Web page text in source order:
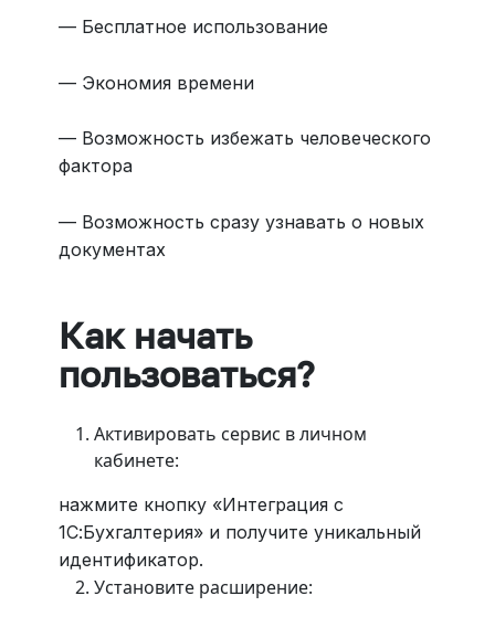
— Бесплатное использование
— Экономия времени
— Возможность избежать человеческого
фактора
— Возможность сразу узнавать о новых
документах
Как начать
пользоваться?
Активировать сервис в личном
кабинете:
нажмите кнопку «Интеграция с
1С:Бухгалтерия» и получите уникальный
идентификатор.
Установите расширение: